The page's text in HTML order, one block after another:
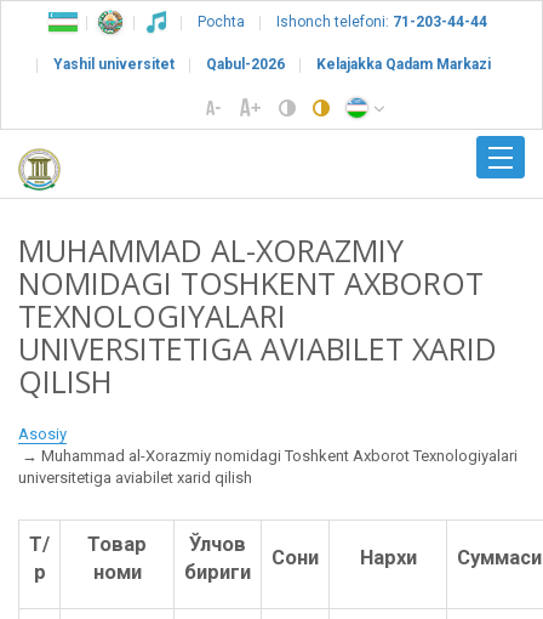
Pochta Ishonch telefoni: 71-203-44-44
Yashil universitet Qabul-2026 Kelajakka Qadam Markazi
MUHAMMAD AL-XORAZMIY
NOMIDAGI TOSHKENT AXBOROT
TEXNOLOGIYALARI
UNIVERSITETIGA AVIABILET XARID
QILISH
Asosiy
Muhammad al-Xorazmiy nomidagi Toshkent Axborot Texnologiyalari
universitetiga aviabilet xarid qilish
Т/
р
Товар
номи
Ўлчов
бириги
Сони Нархи Суммаси